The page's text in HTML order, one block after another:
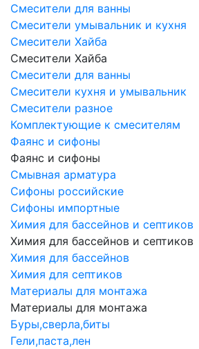
Смесители для ванны
Смесители умывальник и кухня
Смесители Хайба
Смесители Хайба
Смесители для ванны
Смесители кухня и умывальник
Смесители разное
Комплектующие к смесителям
Фаянс и сифоны
Фаянс и сифоны
Смывная арматура
Сифоны российские
Сифоны импортные
Химия для бассейнов и септиков
Химия для бассейнов и септиков
Химия для бассейнов
Химия для септиков
Материалы для монтажа
Материалы для монтажа
Буры,сверла,биты
Гели,паста,лен